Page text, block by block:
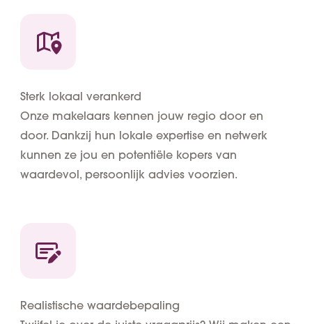
Sterk lokaal verankerd
Onze makelaars kennen jouw regio door en
door. Dankzij hun lokale expertise en netwerk
kunnen ze jou en potentiële kopers van
waardevol, persoonlijk advies voorzien.
Realistische waardebepaling